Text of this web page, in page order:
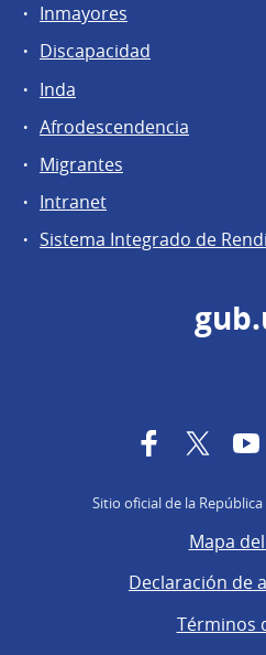
Inmayores
Discapacidad
Inda
Afrodescendencia
Migrantes
Intranet
Sistema Integrado de
FacebookTwitter
Sitio oficial de la
Mapa
Declaración de
Términos